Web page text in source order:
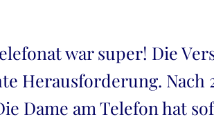
war super! Die
Herausforderung.
Dame am Telefon hat